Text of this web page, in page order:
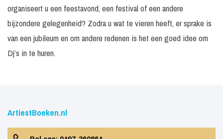
organiseert u een feestavond, een festival of een andere
bijzondere gelegenheid? Zodra u wat te vieren heeft, er sprake is
van een jubileum en om andere redenen is het een goed idee om
Dj’s in te huren.
ArtiestBoeken.nl